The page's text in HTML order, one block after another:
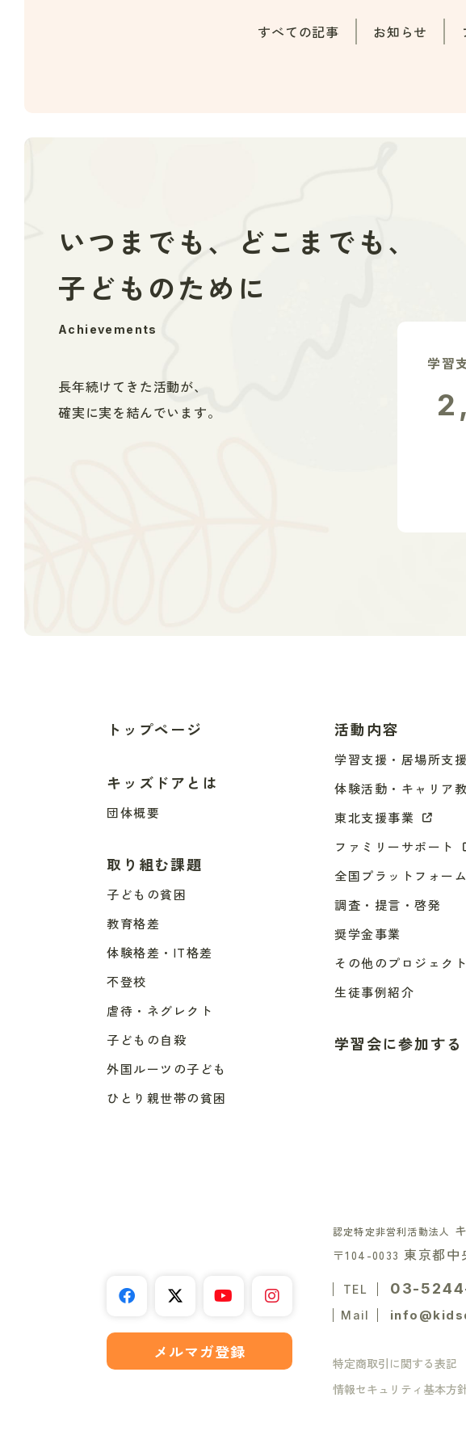
すべての記事 お知らせ
いつまでも、どこまでも、
子どものために
Achievements
長年続けてきた活動が、
確実に実を結んでいます。
学習
トップページ
キッズドアとは
団体概要
取り組む課題
子どもの貧困
教育格差
体験格差・IT格差
不登校
虐待・ネグレクト
子どもの自殺
外国ルーツの子ども
ひとり親世帯の貧困
活動内容
学習支援・居場所支援
体験活動・キャリア
東北支援事業
ファミリーサポート
全国プラットフォーム
調査・提言・啓発
奨学金事業
その他のプロジェクト
生徒事例紹介
学習会に参加する
メルマガ登録
認定特定非営利活動法人
〒104-0033 東京都中
TEL 03-
Mail
特定商取引に関する表記
情報セキュリティ基本方